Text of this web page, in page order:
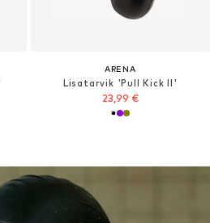
ARENA
Lisatarvik 'Pull Kick II'
23,99 €